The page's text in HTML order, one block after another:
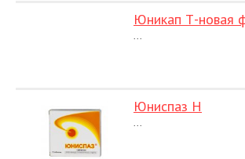
Юникап Т-новая
...
Юниспаз Н
...